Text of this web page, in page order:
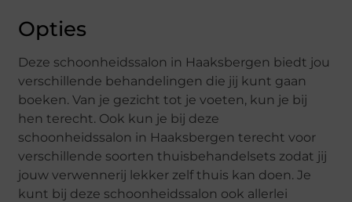
Opties
Deze schoonheidssalon in Haaksbergen biedt jou
verschillende behandelingen die jij kunt gaan
boeken. Van je gezicht tot je voeten, kun je bij
hen terecht. Ook kun je bij deze
schoonheidssalon in Haaksbergen terecht voor
verschillende soorten thuisbehandelsets zodat jij
jouw verwennerij lekker zelf thuis kan doen. Je
kunt bij deze schoonheidssalon ook allerlei